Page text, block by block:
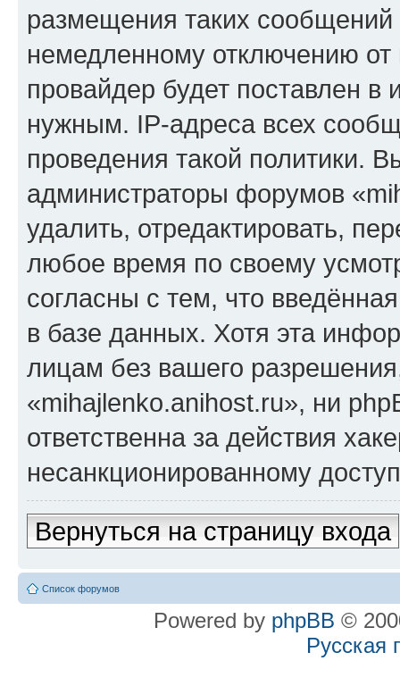
размещения таких
немедленному отключению
провайдер будет поставлен в
нужным. IP-адреса всех
проведения такой политики.
администраторы форумов
удалить, отредактировать,
любое время по своему
согласны с тем, что
в базе данных. Хотя эта
лицам без вашего
«mihajlenko.anihost.ru», ни
ответственна за действия
несанкционированному
Вернуться на страницу входа
Список форумов
Powered by phpBB ©
Русская